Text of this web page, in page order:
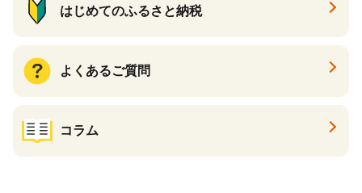
はじめてのふるさと納税
よくあるご質問
コラム